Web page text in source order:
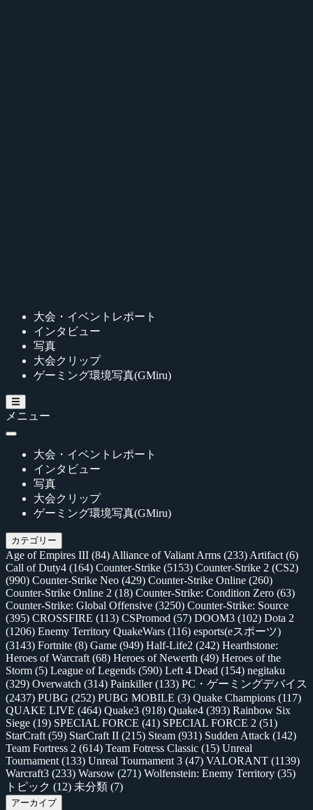
大会・イベントレポート
インタビュー
写真
大会クリップ
ゲーミング環境写真(GMiru)
メニュー
大会・イベントレポート
インタビュー
写真
大会クリップ
ゲーミング環境写真(GMiru)
カテゴリー
Age of Empires III (84) Alliance of Valiant Arms (233) Artifact (6)
Call of Duty4 (164) Counter-Strike (5153) Counter-Strike 2 (CS2)
(990) Counter-Strike Neo (429) Counter-Strike Online (260)
Counter-Strike Online 2 (18) Counter-Strike: Condition Zero (63)
Counter-Strike: Global Offensive (3250) Counter-Strike: Source
(395) CROSSFIRE (113) CSPromod (57) DOOM3 (102) Dota 2
(1206) Enemy Territory QuakeWars (116) esports(eスポーツ)
(3143) Fortnite (8) Game (949) Half-Life2 (242) Hearthstone:
Heroes of Warcraft (68) Heroes of Newerth (49) Heroes of the
Storm (5) League of Legends (590) Left 4 Dead (154) negitaku
(329) Overwatch (314) Painkiller(133) PC・ゲーミングデバイス
(2437) PUBG (252) PUBG MOBILE (3) Quake Champions (117)
QUAKE LIVE (464) Quake3 (918) Quake4 (393) Rainbow Six
Siege (19) SPECIAL FORCE (41) SPECIAL FORCE 2 (51)
StarCraft (59) StarCraft II (215) Steam (931) Sudden Attack (142)
Team Fortress 2 (614) Team Fotress Classic (15) Unreal
Tournament (133) Unreal Tournament 3 (47) VALORANT (1139)
Warcraft3 (233) Warsow (271) Wolfenstein: Enemy Territory (35)
トピック (12) 未分類 (7)
アーカイブ